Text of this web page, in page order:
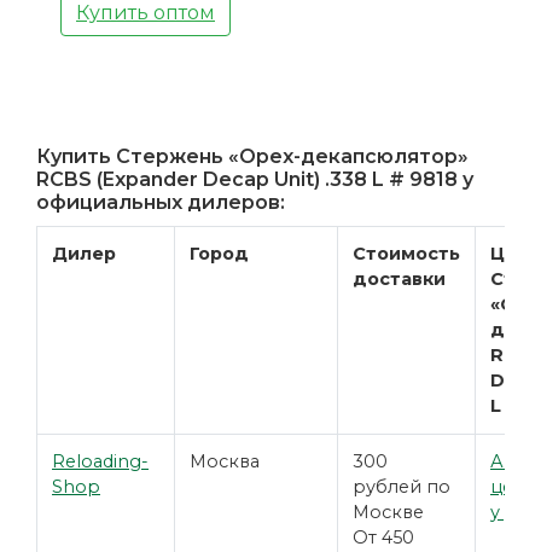
Купить оптом
Купить Стержень «Орех-декапсюлятор»
RCBS (Expander Decap Unit) .338 L # 9818 у
официальных дилеров:
Дилер Город
Стоимость
доставки
L #
Reloading-
Shop
Москва
300
рублей по
Москве
От 450
цены
у